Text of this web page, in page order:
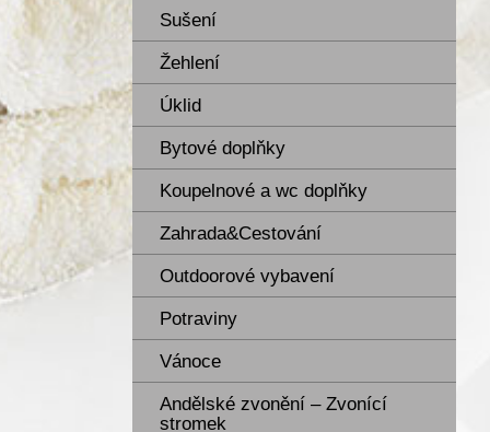
Sušení
Žehlení
Úklid
Bytové doplňky
Koupelnové a wc doplňky
Zahrada&Cestování
Outdoorové vybavení
Potraviny
Vánoce
Andělské zvonění – Zvonící
stromek